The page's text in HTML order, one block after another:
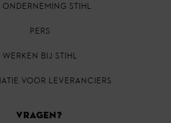
ONDERNEMING STIHL
PERS
Werken bij STIHL
VOOR LEVERANCIERS
VRAGEN?